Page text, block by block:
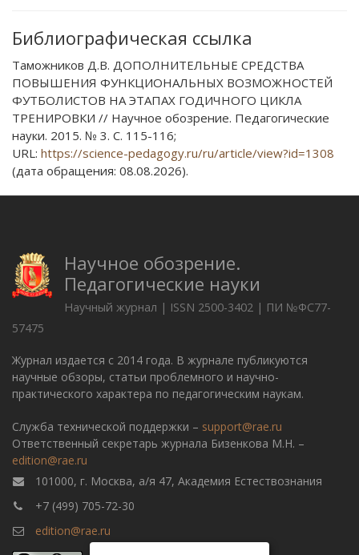
Библиографическая ссылка
Таможников Д.В. ДОПОЛНИТЕЛЬНЫЕ СРЕДСТВА
ПОВЫШЕНИЯ ФУНКЦИОНАЛЬНЫХ ВОЗМОЖНОСТЕЙ
ФУТБОЛИСТОВ НА ЭТАПАХ ГОДИЧНОГО ЦИКЛА
ТРЕНИРОВКИ // Научное обозрение. Педагогические
науки. 2015. № 3. С. 115-116;
URL: https://science-pedagogy.ru/ru/article/view?id=1308
(дата обращения: 08.08.2026).
Научное обозрение.
Педагогические науки
Научный журнал | ISSN 2500-3402 | ПИ №ФС77-
57475
Журнал издается с 2014 года. В журнале публикуются
научные обзоры, статьи проблемного и научно-
практического характера по педагогическим наукам.
Служба технической поддержки – support@rae.ru
Ответственный секретарь журнала Бизенкова М.Н. –
edition@rae.ru
101000, г. Москва, а/я 47, Академия Естествознания
+7 (499) 705-72-30
edition@rae.ru